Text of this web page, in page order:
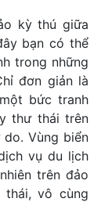
kỳ thú giữa
bạn có thể
trong những
đơn giản là
bức tranh
thư thái trên
Vùng biển
vụ du lịch
trên đảo
thái, vô cùng